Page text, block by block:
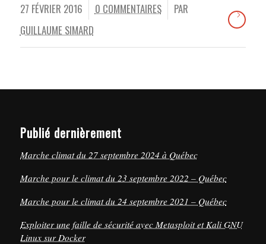
27 FÉVRIER 2016 0 COMMENTAIRES
/
PAR
GUILLAUME SIMARD
Publié dernièrement
Marche climat du 27 septembre 2024 à Québec
Marche pour le climat du 23 septembre 2022 – Québec
Marche pour le climat du 24 septembre 2021 – Québec
Exploiter une faille de sécurité avec Metasploit et Kali GNU
Linux sur Docker